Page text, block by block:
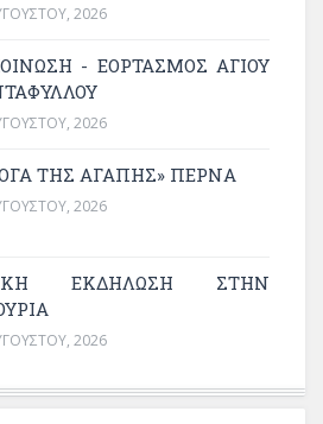
2026
- ΕΟΡΤΑΣΜΟΣ ΑΓΙΟΥ
2026
ΤΗΣ ΑΓΆΠΗΣ» ΠΕΡΝΆ
2026
ΕΚΔΗΛΩΣΗ ΣΤΗΝ
2026